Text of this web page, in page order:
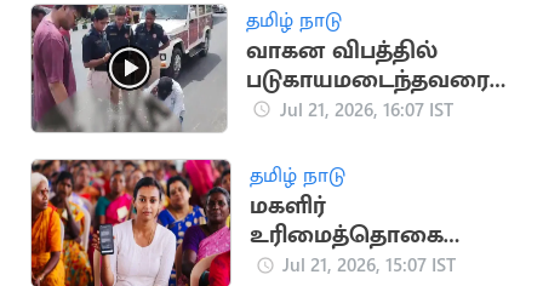
தமிழ் நாடு
வாகன விபத்தில்
படுகாயமடைந்தவரை
மீட்டு
சேர்த்த தவெக MLA
Jul 21, 2026, 16:07 IST
தமிழ் நாடு
மகளிர்
உரிமைத்தொகை
உயர்கிறதா? புதிய
Jul 21, 2026, 15:07 IST